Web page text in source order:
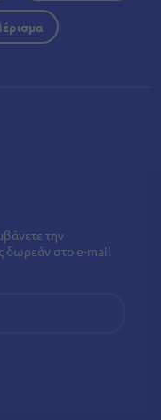
την
δωρεάν στο e-mail